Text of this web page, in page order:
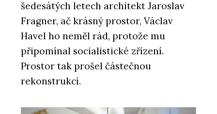
šedesátých letech architekt Jaroslav
Fragner, ač krásný prostor, Václav
Havel ho neměl rád, protože mu
připomínal socialistické zřízení.
Prostor tak prošel částečnou
rekonstrukcí.